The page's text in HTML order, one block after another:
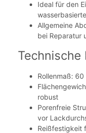
Ideal für den
Allgemeine
bei Reparatur
Rollenmaß:
robust
Porenfreie
vor
Reißfestigkeit